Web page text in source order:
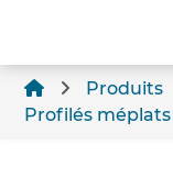
Produits
Profilés méplats